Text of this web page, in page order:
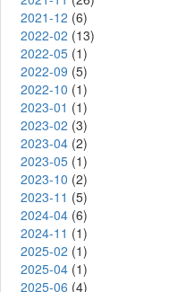
2021-12 (6)
2022-02 (13)
2022-05 (1)
2022-09 (5)
2022-10 (1)
2023-01 (1)
2023-02 (3)
2023-04 (2)
2023-05 (1)
2023-10 (2)
2023-11 (5)
2024-04 (6)
2024-11 (1)
2025-02 (1)
2025-04 (1)
2025-06 (4)